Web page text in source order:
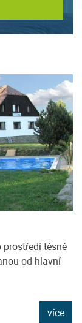
prostředí těsně
od hlavní
více